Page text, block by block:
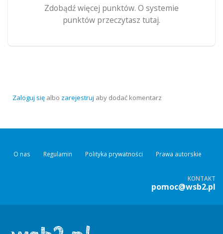
Zdobądź więcej punktów. O systemie
punktów przeczytasz tutaj.
Zaloguj się albo zarejestruj aby dodać komentarz
O nas Regulamin Polityka prywatności Prawa autorskie
KONTAKT
pomoc@wsb2.pl